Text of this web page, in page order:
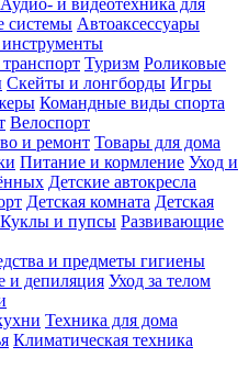
Аудио- и видеотехника для
системы Автоаксессуары
Туризм Роликовые
Скейты и лонгборды Игры
Командные виды спорта
Велоспорт
и ремонт Товары для дома
Питание и кормление Уход и
Детские автокресла
Детская комната Детская
Куклы и пупсы Развивающие
и предметы гигиены
и депиляция Уход за телом
Техника для дома
Климатическая техника